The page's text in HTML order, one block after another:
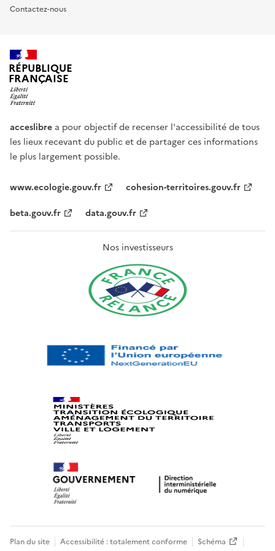
Contactez-nous
RÉPUBLIQUE
FRANÇAISE
acceslibre a pour objectif de recenser l'accessibilité de tous
les lieux recevant du public et de partager ces informations
le plus largement possible.
www.ecologie.gouv.fr
cohesion-territoires.gouv.fr
beta.gouv.fr
data.gouv.fr
Nos investisseurs
Plan du site Accessibilité : totalement conforme Schéma